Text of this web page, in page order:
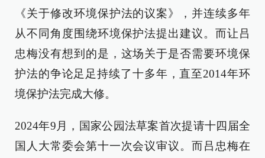
《关于修改环境保护法的议案》，并连续多年
从不同角度围绕环境保护法提出建议。而让吕
忠梅没有想到的是，这场关于是否需要环境保
护法的争论足足持续了十多年，直至2014年环
境保护法完成大修。
2024年9月，国家公园法草案首次提请十四届全
国人大常委会第十一次会议审议。而吕忠梅在